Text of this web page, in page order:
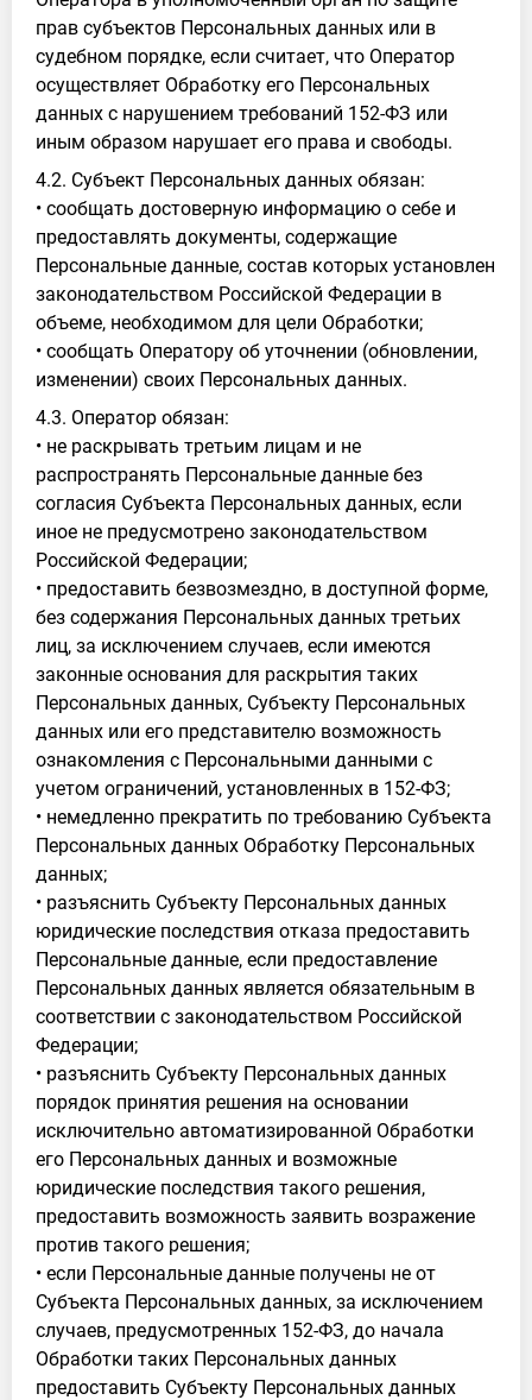
прав субъектов Персональных данных или в
судебном порядке, если считает, что Оператор
осуществляет Обработку его Персональных
данных с нарушением требований 152-ФЗ или
иным образом нарушает его права и свободы.
4.2. Субъект Персональных данных обязан:
• сообщать достоверную информацию о себе и
предоставлять документы, содержащие
Персональные данные, состав которых установлен
законодательством Российской Федерации в
объеме, необходимом для цели Обработки;
• сообщать Оператору об уточнении (обновлении,
изменении) своих Персональных данных.
4.3. Оператор обязан:
• не раскрывать третьим лицам и не
распространять Персональные данные без
согласия Субъекта Персональных данных, если
иное не предусмотрено законодательством
Российской Федерации;
• предоставить безвозмездно, в доступной форме,
без содержания Персональных данных третьих
лиц, за исключением случаев, если имеются
законные основания для раскрытия таких
Персональных данных, Субъекту Персональных
данных или его представителю возможность
ознакомления с Персональными данными с
учетом ограничений, установленных в 152-ФЗ;
• немедленно прекратить по требованию Субъекта
Персональных данных Обработку Персональных
данных;
• разъяснить Субъекту Персональных данных
юридические последствия отказа предоставить
Персональные данные, если предоставление
Персональных данных является обязательным в
соответствии с законодательством Российской
Федерации;
• разъяснить Субъекту Персональных данных
порядок принятия решения на основании
исключительно автоматизированной Обработки
его Персональных данных и возможные
юридические последствия такого решения,
предоставить возможность заявить возражение
против такого решения;
• если Персональные данные получены не от
Субъекта Персональных данных, за исключением
случаев, предусмотренных 152-ФЗ, до начала
Обработки таких Персональных данных
предоставить Субъекту Персональных данных